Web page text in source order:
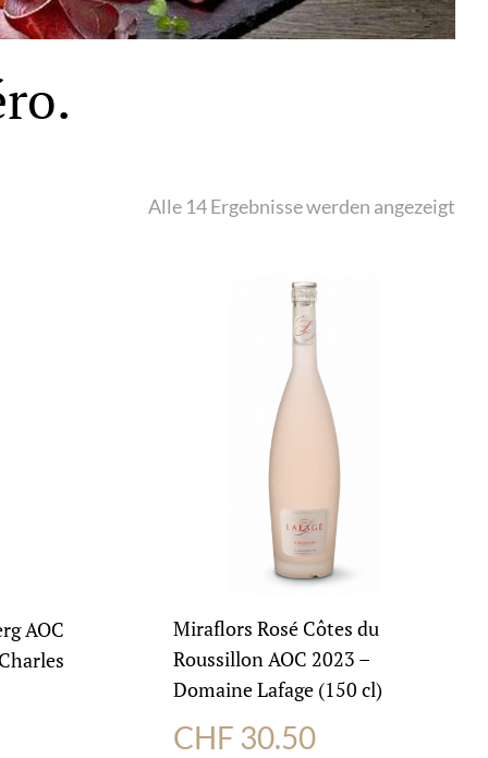
Alle 14 Ergebnisse werden angezeigt
AOC
Miraflors Rosé Côtes du
Roussillon AOC 2023 –
Domaine Lafage (150 cl)
CHF 30.50